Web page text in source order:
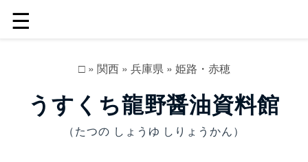
☰
□» 関西» 兵庫県» 姫路・赤穂
うすくち龍野醤油資料館
（たつの しょうゆ しりょうかん）